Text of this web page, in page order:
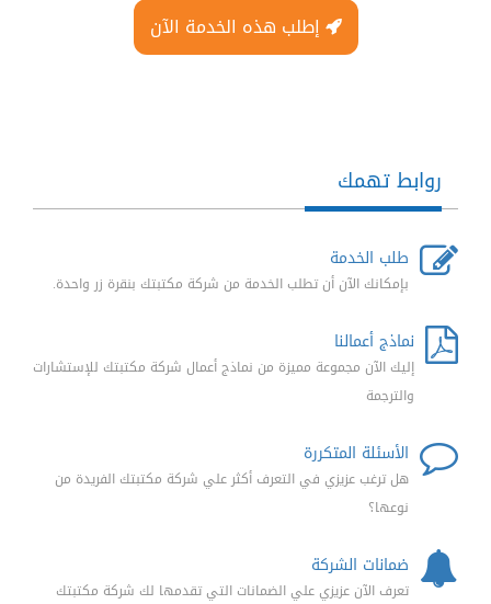
إطلب هذه الخدمة الآن
روابط تهمك
طلب الخدمة
بإمكانك الآن أن تطلب الخدمة من شركة مكتبتك بنقرة زر واحدة.
نماذج أعمالنا
إليك الآن مجموعة مميزة من نماذج أعمال شركة مكتبتك للإستشارات
والترجمة
الأسئلة المتكررة
هل ترغب عزيزي في التعرف أكثر علي شركة مكتبتك الفريدة من
نوعها؟
ضمانات الشركة
تعرف الآن عزيزي علي الضمانات التي تقدمها لك شركة مكتبتك